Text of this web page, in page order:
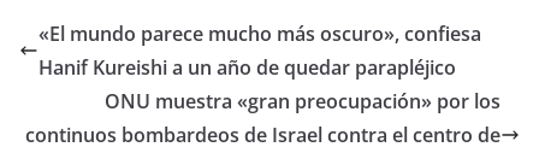
e
b
o
er s
A
p
p
ar
tir
«El mundo parece mucho más oscuro», confiesa
Hanif Kureishi a un año de quedar parapléjico
ONU muestra «gran preocupación» por los
continuos bombardeos de Israel contra el centro de